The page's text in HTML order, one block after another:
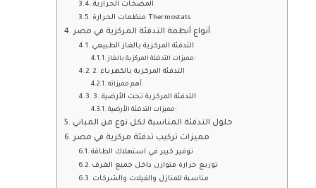
المضخات الحرارية
منظمات الحرارة Thermostats
أنواع أنظمة التدفئة المركزية في مصر
التدفئة المركزية بالغاز الطبيعي
مميزات التدفئة المركزية بالغاز:
2. التدفئة المركزية بالكهرباء
أهم مميزاته:
3. التدفئة المركزية تحت الأرضية
مميزات التدفئة الأرضية:
حلول التدفئة المناسبة لكل نوع من المباني
مميزات تركيب تدفئة مركزية في مصر
توفير كبير في استهلاك الطاقة
توزيع حرارة متوازن داخل جميع الغرف
مناسبة للمنازل والفيلات والشركات